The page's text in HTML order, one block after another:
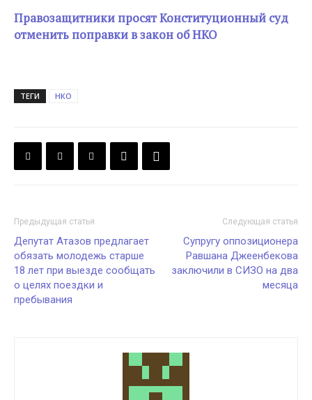
Правозащитники просят Конституционный суд
отменить поправки в закон об НКО
ТЕГИ НКО
Предыдущая статья
Депутат Атазов предлагает
обязать молодежь старше
18 лет при выезде сообщать
о целях поездки и
пребывания
Следующая статья
Супругу оппозиционера
Равшана Джеенбекова
заключили в СИЗО на два
месяца